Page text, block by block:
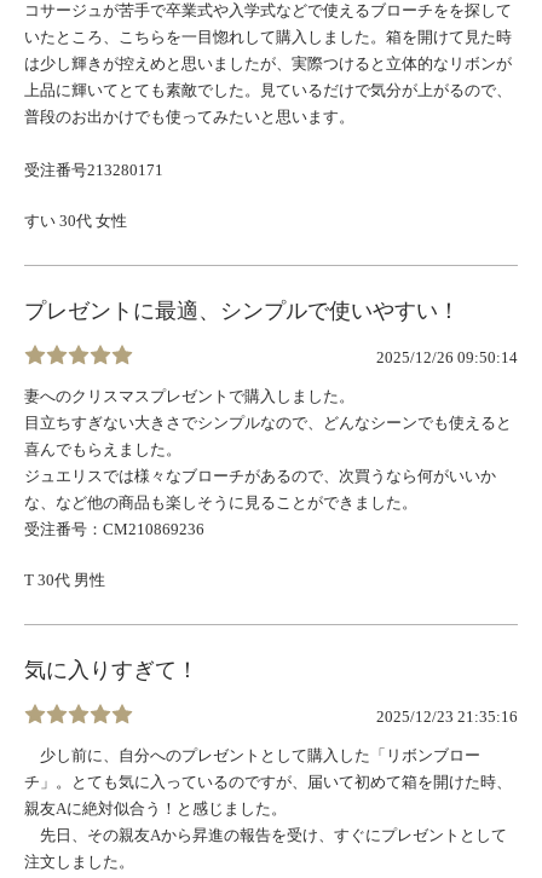
コサージュが苦手で卒業式や入学式などで使えるブローチをを探して
いたところ、こちらを一目惚れして購入しました。箱を開けて見た時
は少し輝きが控えめと思いましたが、実際つけると立体的なリボンが
上品に輝いてとても素敵でした。見ているだけで気分が上がるので、
普段のお出かけでも使ってみたいと思います。
受注番号213280171
すい 30代 女性
プレゼントに最適、シンプルで使いやすい！
2025/12/26 09:50:14
妻へのクリスマスプレゼントで購入しました。
目立ちすぎない大きさでシンプルなので、どんなシーンでも使えると
喜んでもらえました。
ジュエリスでは様々なブローチがあるので、次買うなら何がいいか
な、など他の商品も楽しそうに見ることができました。
受注番号：CM210869236
T 30代 男性
気に入りすぎて！
2025/12/23 21:35:16
少し前に、自分へのプレゼントとして購入した「リボンブロー
チ」。とても気に入っているのですが、届いて初めて箱を開けた時、
親友Aに絶対似合う！と感じました。
先日、その親友Aから昇進の報告を受け、すぐにプレゼントとして
注文しました。